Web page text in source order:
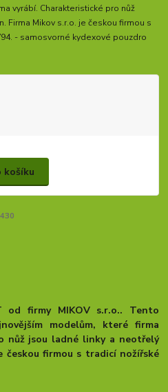
vyrábí. Charakteristické pro nůž
Firma Mikov s.r.o. je českou firmou s
- samosvorné kydexové pouzdro
košíku
od firmy MIKOV s.r.o.. Tento
modelům, které firma
nůž jsou ladné linky a neotřelý
českou firmou s tradicí nožířské